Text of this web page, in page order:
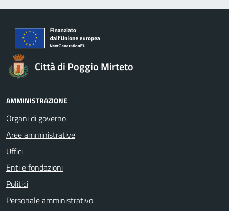
Città di Poggio Mirteto
AMMINISTRAZIONE
Organi di governo
Aree amministrative
Uffici
Enti e fondazioni
Politici
Personale amministrativo